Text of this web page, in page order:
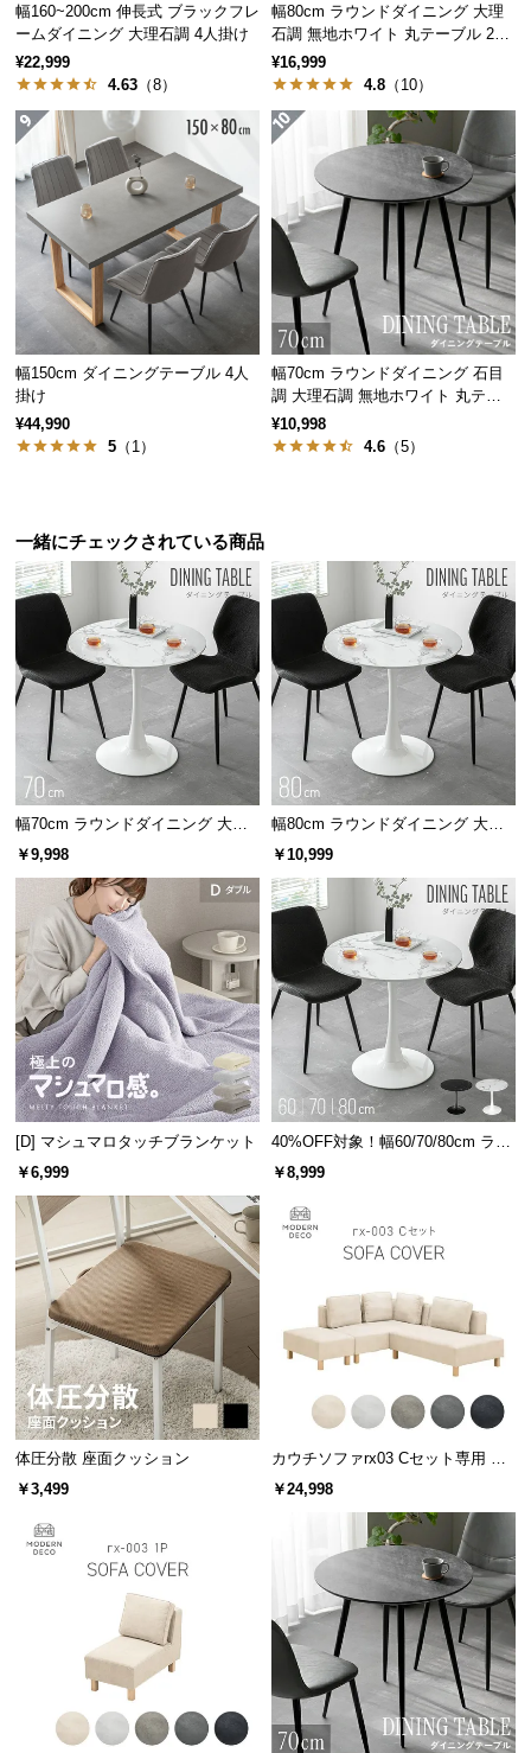
て
サ
ー
お
知
ら
せ
ロ
グ
企
業
情
o.,
幅160~200cm 伸長式 ブラックフレ
ームダイニング 大理石調 4人掛け
¥22,999
4.63 （8）
幅80cm ラウンドダイニング 大理
石調 無地ホワイト 丸テーブル 2人
掛け
¥16,999
4.8 （10）
幅150cm ダイニングテーブル 4人
掛け
¥44,990
5 （1）
幅70cm ラウンドダイニング 石目
調 大理石調 無地ホワイト 丸テー
ブル 2人掛け
¥10,998
4.6 （5）
一緒にチェックされている商品
幅70cm ラウンドダイニング 大理
石調 丸テーブル 2人掛け
￥9,998
幅80cm ラウンドダイニング 大理
石調 丸テーブル 2人掛け
￥10,999
[D] マシュマロタッチブランケット
￥6,999
40%OFF対象！幅60/70/80cm ラウ
ンドダイニング 大理石調 丸テーブ
￥8,999
体圧分散 座面クッション
￥3,499
カウチソファrx03 Cセット専用 交
換用カバー カウチ+2P+オットマン
￥24,998